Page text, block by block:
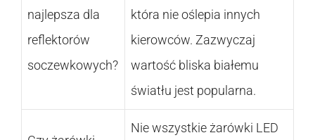
najlepsza dla
reflektorów
soczewkowych?
która nie oślepia innych
kierowców. Zazwyczaj
wartość bliska białemu
światłu jest popularna.
Nie wszystkie żarówki LED